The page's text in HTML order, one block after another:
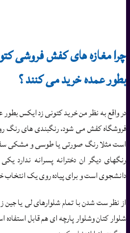
چرا مغازه های کفش فروشی
بطور عمده خرید می کنند ؟
در واقع به نظر من خرید کتونی زد ایکس
فروشگاه کفش می شود. رنگبندی های رنگ
است مثلا رنگ صورتی یا طوسی و مشکی
رنگهای دیگر ان دخترانه پسرانه ندارد
دانشجوی است و برای پیاده روی یک انتخاب
از نظر ست شدن با تمام شلوارهای لی یا
شلوار کتان وشلوار پارچه ای هم قابل